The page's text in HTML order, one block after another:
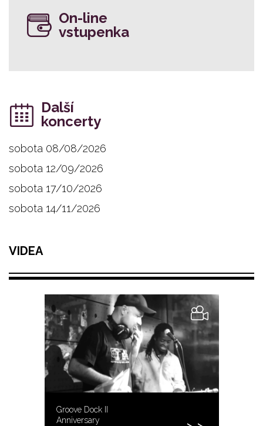
On-line
vstupenka
Další
koncerty
sobota 08/08/2026
sobota 12/09/2026
sobota 17/10/2026
sobota 14/11/2026
VIDEA
Groove Dock II
Anniversary